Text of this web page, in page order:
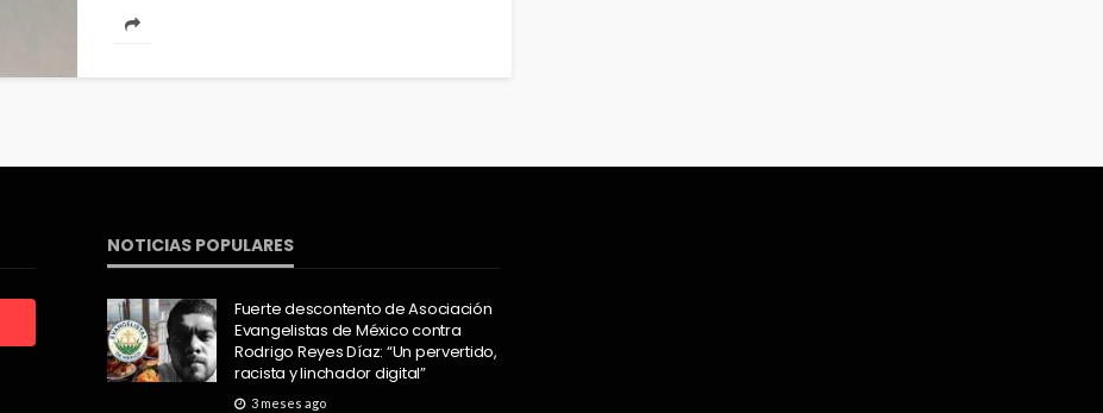
mediante la movilidad académica y la
NOTICIAS POPULARES
Fuerte descontento de Asociación
Evangelistas de México contra
Rodrigo Reyes Díaz: “Un pervertido,
racista y linchador digital”
3 meses ago